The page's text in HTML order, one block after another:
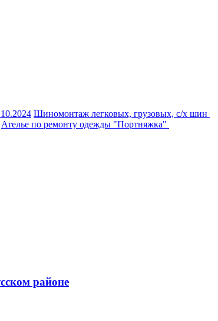
Шиномонтаж легковых, грузовых, с/х шин
Ателье по ремонту одежды "Портняжка"
районе